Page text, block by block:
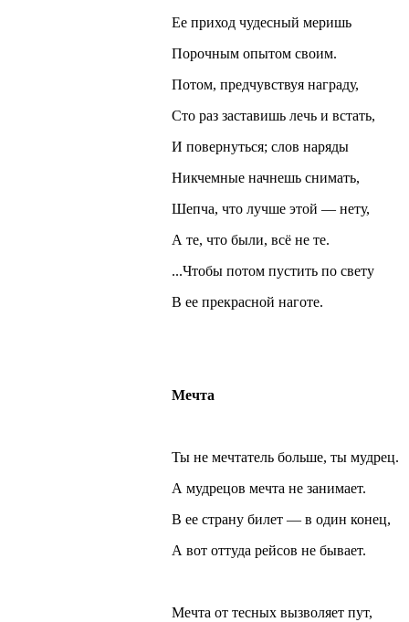
Ее приход чудесный меришь
Порочным опытом своим.
Потом, предчувствуя награду,
Сто раз заставишь лечь и встать,
И повернуться; слов наряды
Никчемные начнешь снимать,
Шепча, что лучше этой — нету,
А те, что были, всё не те.
...Чтобы потом пустить по свету
В ее прекрасной наготе.
Мечта
Ты не мечтатель больше, ты мудрец.
А мудрецов мечта не занимает.
В ее страну билет — в один конец,
А вот оттуда рейсов не бывает.
Мечта от тесных вызволяет пут,